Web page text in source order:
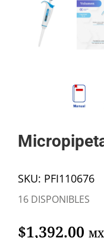
SKU: PFI110676
16 DISPONIBLES
$1,392.00